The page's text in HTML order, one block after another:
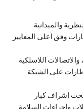
والميدانية
وفق أعلى المعايير
اللاسلكية
على الشبكة
إشراف كبار
وإجراءات السلامة